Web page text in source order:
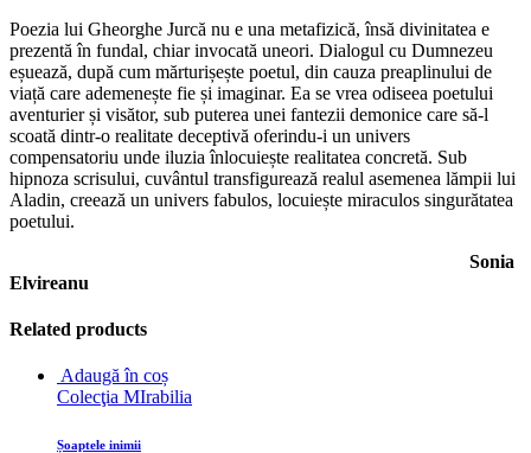
Poezia lui Gheorghe Jurcă nu e una metafizică, însă divinitatea e
prezentă în fundal, chiar invocată uneori. Dialogul cu Dumnezeu
eșuează, după cum mărturișește poetul, din cauza preaplinului de
viață care ademenește fie și imaginar. Ea se vrea odiseea poetului
aventurier și visător, sub puterea unei fantezii demonice care să-l
scoată dintr-o realitate deceptivă oferindu-i un univers
compensatoriu unde iluzia înlocuiește realitatea concretă. Sub
hipnoza scrisului, cuvântul transfigurează realul asemenea lămpii lui
Aladin, creează un univers fabulos, locuiește miraculos singurătatea
poetului.
Sonia
Elvireanu
Related products
Adaugă în coș
Colecţia MIrabilia
Șoaptele inimii